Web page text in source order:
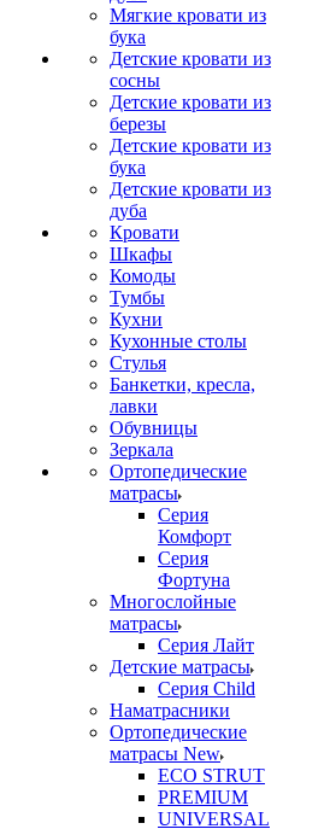
Мягкие кровати из
бука
Детские кровати из
сосны
Детские кровати из
березы
Детские кровати из
бука
Детские кровати из
дуба
Кровати
Шкафы
Комоды
Тумбы
Кухни
Кухонные столы
Стулья
Банкетки, кресла,
лавки
Обувницы
Зеркала
Ортопедические
матрасы
Серия
Комфорт
Серия
Фортуна
Многослойные
матрасы
Серия Лайт
Детские матрасы
Серия Child
Наматрасники
Ортопедические
матрасы New
ECO STRUT
PREMIUM
UNIVERSAL